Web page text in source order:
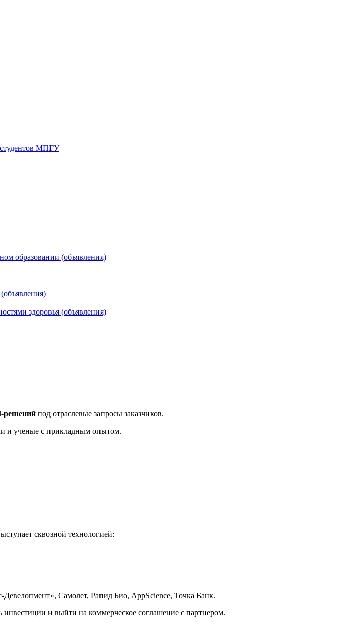
студентов МПГУ
образовании (объявления)
здоровья (объявления)
решений под отраслевые запросы заказчиков.
и ученые с прикладным опытом.
сквозной технологией:
Самолет, Рапид Био, AppScience, Точка Банк.
и выйти на коммерческое соглашение с партнером.